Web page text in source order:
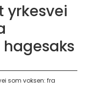
yrkesvei
som voksen: fra